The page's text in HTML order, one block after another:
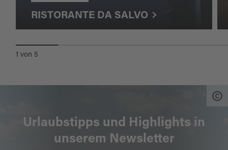
RISTORANTE DA SALVO
1 von 5
Urlaubstipps und Highlights in
unserem Newsletter